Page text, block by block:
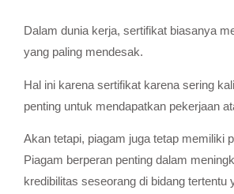
Dalam dunia kerja, sertifikat biasanya
yang paling mendesak.
Hal ini karena sertifikat karena sering
penting untuk mendapatkan pekerjaan
Akan tetapi, piagam juga tetap memiliki
Piagam berperan penting dalam
kredibilitas seseorang di bidang tertentu